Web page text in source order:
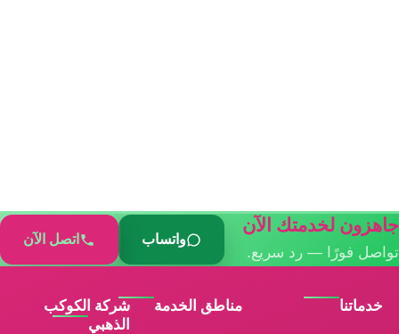
جاهزون لخدمتك الآن
تواصل فورًا — رد سريع.
واتساب اتصل الآن
خدماتنا مناطق الخدمة
شركة الكوكب
الذهبي